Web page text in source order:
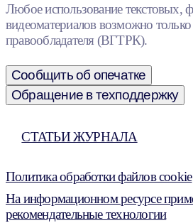
Любое использование текстовых,
видеоматериалов возможно только
правообладателя (ВГТРК).
Сообщить об опечатке
Обращение в техподдержку
СТАТЬИ ЖУРНАЛА
Политика обработки файлов cookie
На информационном ресурсе
рекомендательные технологии